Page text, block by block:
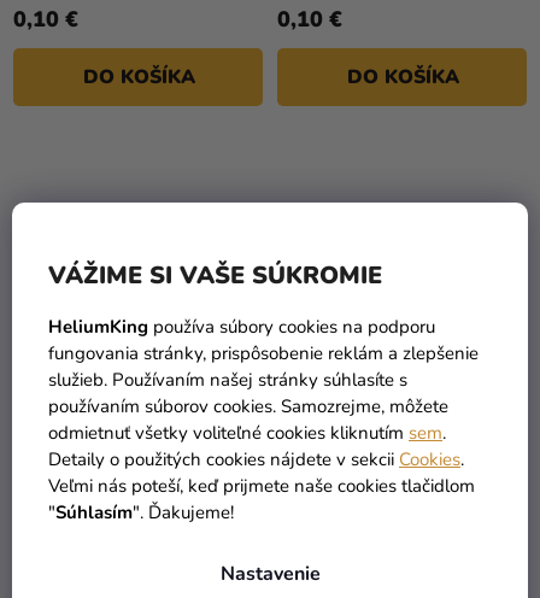
VÁŽIME SI VAŠE SÚKROMIE
HeliumKing používa súbory cookies na podporu
fungovania stránky, prispôsobenie reklám a zlepšenie
služieb. Používaním našej stránky súhlasíte s
používaním súborov cookies. Samozrejme, môžete
odmietnuť všetky voliteľné cookies kliknutím sem.
Detaily o použitých cookies nájdete v sekcii Cookies.
Veľmi nás poteší, keď prijmete naše cookies tlačidlom
"Súhlasím". Ďakujeme!
Nastavenie
0,10 €
DO KOŠÍKA
0,10 €
DO KOŠÍKA
Balónik pastelový
smaragdová zeleň 26 cm
0,10 €
Balónik pastelový tmavá
žltá 26 cm